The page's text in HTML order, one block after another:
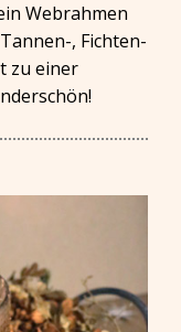
Webrahmen
, Fichten-
zu einer